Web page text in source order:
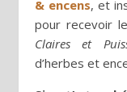
& encens, et
pour recevoir
Claires et
d’herbes et